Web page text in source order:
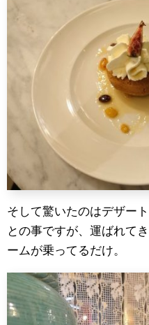
そして驚いたのはデザー
との事ですが、運ばれて
ームが乗ってるだけ。